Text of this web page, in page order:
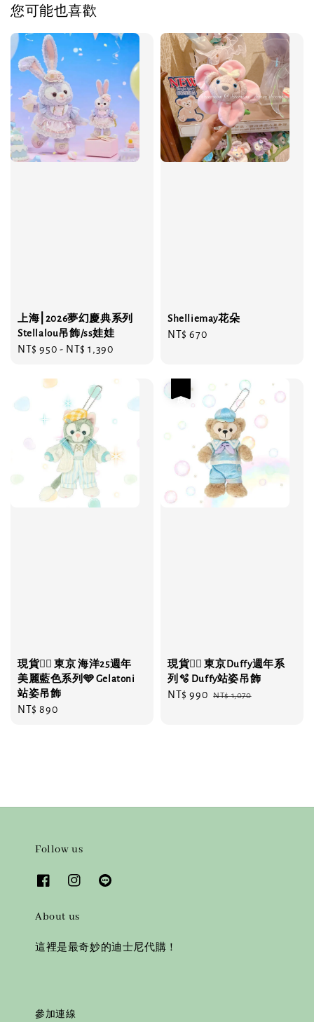
您可能也喜歡
上海⎮2026夢幻慶典系列
Stellalou吊飾/ss娃娃
Regular
NT$ 950 - NT$ 1,390
Shelliemay花朵
Regular
NT$ 670
現貨❤️‍🔥 東京 海洋25週年
美麗藍色系列🩵 Gelatoni
站姿吊飾
Regular
NT$ 890
現貨❤️‍🔥 東京Duffy週年系
列🫧 Duffy站姿吊飾
Sale
NT$ 990 Regular
NT$ 1,070
Follow us
About us
這裡是最奇妙的迪士尼代購！
參加連線